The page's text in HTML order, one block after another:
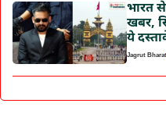
भारत
खबर,
ये
Jagrut Bharat